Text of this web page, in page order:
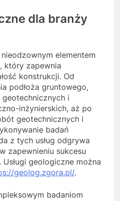
dla branży
elementem
który zapewnia
konstrukcji. Od
podłoża gruntowego,
i
inżynierskich, aż po
geotechnicznych i
badań
z tych usług odgrywa
zapewnieniu sukcesu
geologiczne można
geolog.zgora.pl/.
badaniom